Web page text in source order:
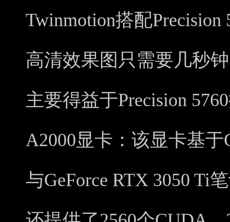
Twinmotion搭配
高清效果图只需要几秒
主要得益于Precision
A2000显卡：该显卡基于
与GeForce RTX 3050 Ti